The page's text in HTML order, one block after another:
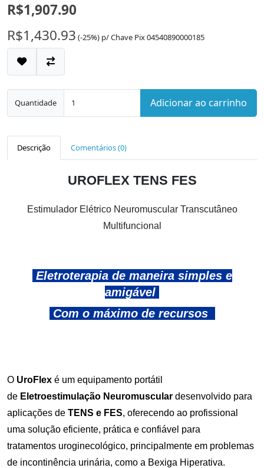
R$1,907.90
R$1,430.93 (-25%) p/Chave Pix 04540890000185
Quantidade Adicionar ao carrinho
Descrição Comentários (0)
UROFLEX TENS FES
Estimulador Elétrico Neuromuscular Transcutâneo
Multifuncional
Eletroterapia de maneira simples e
amigável
Com o máximo de recursos
O UroFlex é um equipamento portátil
de Eletroestimulação Neuromuscular desenvolvido para
aplicações de TENS e FES, oferecendo ao profissional
uma solução eficiente, prática e confiável para
tratamentos uroginecológico, principalmente em problemas
de incontinência urinária, como a Bexiga Hiperativa.